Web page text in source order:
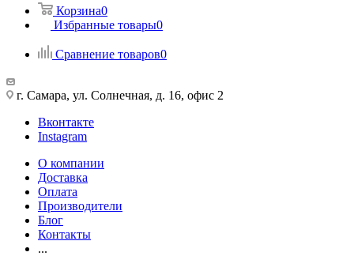
Корзина0
Избранные товары0
Сравнение товаров0
г. Самара, ул. Солнечная, д. 16, офис 2
Вконтакте
Instagram
О компании
Доставка
Оплата
Производители
Блог
Контакты
...